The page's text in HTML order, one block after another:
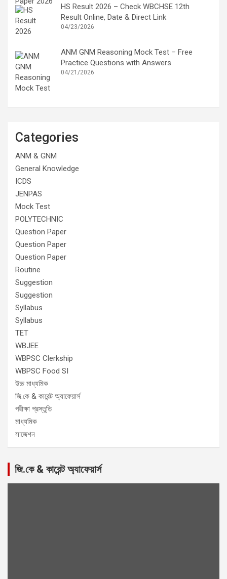
HS Result 2026 – Check WBCHSE 12th
Result Online, Date & Direct Link
04/23/2026
ANM GNM Reasoning Mock Test – Free
Practice Questions with Answers
04/21/2026
Categories
ANM & GNM
General Knowledge
ICDS
JENPAS
Mock Test
POLYTECHNIC
Question Paper
Question Paper
Question Paper
Routine
Suggestion
Suggestion
Syllabus
Syllabus
TET
WBJEE
WBPSC Clerkship
WBPSC Food SI
উচ্চ মাধ্যমিক
জি.কে & কারেন্ট অ্যাফেয়ার্স
পরীক্ষা প্রস্তুতি
মাধ্যমিক
সাজেশন
জি.কে & কারেন্ট অ্যাফেয়ার্স